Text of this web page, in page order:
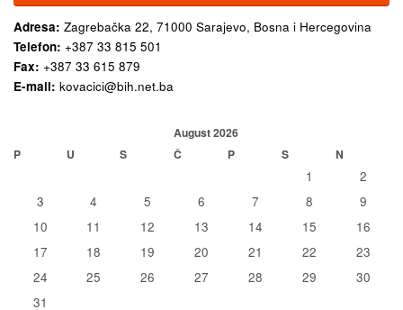
Adresa: Zagrebačka 22, 71000 Sarajevo, Bosna i Hercegovina
Telefon: +387 33 815 501
Fax: +387 33 615 879
E-mail: kovacici@bih.net.ba
August 2026
P
U S Č P S N
1
2
3
4 5 6 7 8
9
10
11 12 13 14 15
16
17
18 19 20 21 22
23
24
25 26 27 28 29
30
31